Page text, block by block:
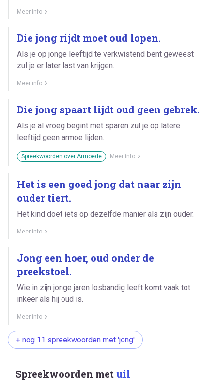
Meer info
Die jong rijdt moet oud lopen.
Als je op jonge leeftijd te verkwistend bent geweest
zul je er later last van krijgen.
Meer info
Die jong spaart lijdt oud geen gebrek.
Als je al vroeg begint met sparen zul je op latere
leeftijd geen armoe lijden.
Spreekwoorden over Armoede Meer info
Het is een goed jong dat naar zijn
ouder tiert.
Het kind doet iets op dezelfde manier als zijn ouder.
Meer info
Jong een hoer, oud onder de
preekstoel.
Wie in zijn jonge jaren losbandig leeft komt vaak tot
inkeer als hij oud is.
Meer info
+ nog 11 spreekwoorden met 'jong'
Spreekwoorden met uil